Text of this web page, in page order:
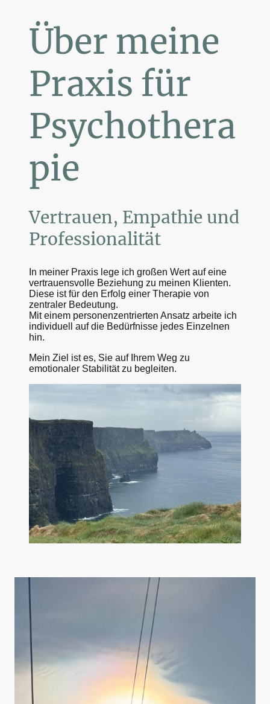
Über meine
Praxis für
Psychothera
pie
Vertrauen, Empathie und
Professionalität
In meiner Praxis lege ich großen Wert auf eine
vertrauensvolle Beziehung zu meinen Klienten.
Diese ist für den Erfolg einer Therapie von
zentraler Bedeutung.
Mit einem personenzentrierten Ansatz arbeite ich
individuell auf die Bedürfnisse jedes Einzelnen
hin.
Mein Ziel ist es, Sie auf Ihrem Weg zu
emotionaler Stabilität zu begleiten.